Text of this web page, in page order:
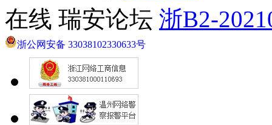
在线 瑞安论坛 浙B2-
浙公网安备 33038102330633号